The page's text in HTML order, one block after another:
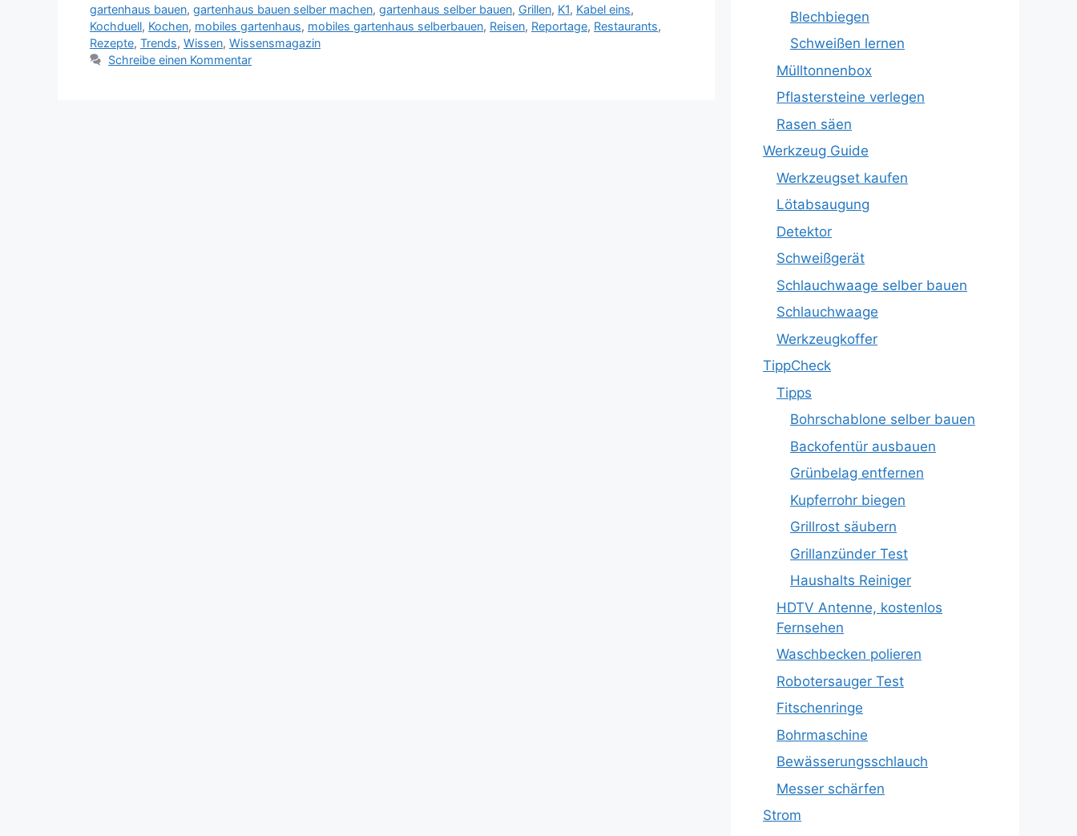
gartenhaus bauen, gartenhaus bauen selber machen, gartenhaus selber bauen, Grillen, K1, Kabel eins,
Kochduell, Kochen, mobiles gartenhaus, mobiles gartenhaus selberbauen, Reisen, Reportage, Restaurants,
Rezepte, Trends, Wissen, Wissensmagazin
Schreibe einen Kommentar
Blechbiegen
Schweißen lernen
Mülltonnenbox
Pflastersteine verlegen
Rasen säen
Werkzeug Guide
Werkzeugset kaufen
Lötabsaugung
Detektor
Schweißgerät
Schlauchwaage selber bauen
Schlauchwaage
Werkzeugkoffer
TippCheck
Tipps
Bohrschablone selber bauen
Backofentür ausbauen
Grünbelag entfernen
Kupferrohr biegen
Grillrost säubern
Grillanzünder Test
Haushalts Reiniger
HDTV Antenne, kostenlos
Fernsehen
Waschbecken polieren
Robotersauger Test
Fitschenringe
Bohrmaschine
Bewässerungsschlauch
Messer schärfen
Strom